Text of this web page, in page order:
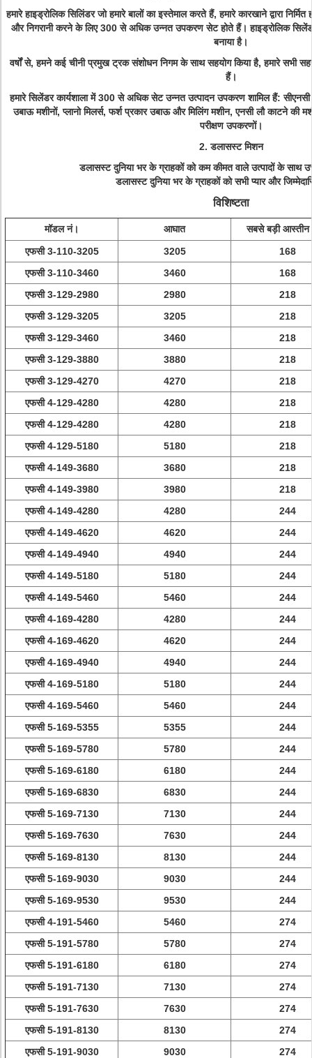
हमारे हाइड्रोलिक सिलिंडर जो हमारे बालों का इस्तेमाल करते हैं, हमारे कारखाने द्वारा
और निगरानी करने के लिए 300 से अधिक उन्नत उपकरण सेट होते हैं। हाइड्रोलिक
बनाया है।
वर्षों से, हमने कई चीनी प्रमुख ट्रक संशोधन निगम के साथ सहयोग किया है, हमारे सभी
हैं।
हमारे सिलेंडर कार्यशाला में 300 से अधिक सेट उन्नत उत्पादन उपकरण शामिल हैं:
उबाऊ मशीनों, प्लानो मिलर्स, फर्श प्रकार उबाऊ और मिलिंग मशीन, एनसी लौ काटने की
परीक्षण उपकरणों।
2. डलासस्ट मिशन
डलासस्ट दुनिया भर के ग्राहकों को कम कीमत वाले उत्पादों के साथ
डलासस्ट दुनिया भर के ग्राहकों को सभी प्यार और
विशिष्टता
मॉडल नं। आघात
सबसे बड़ी आस्तीन
एफसी 3-110-3205
3205
168
एफसी 3-110-3460
3460
168
एफसी 3-129-2980
2980
218
एफसी 3-129-3205
3205
218
एफसी 3-129-3460
3460
218
एफसी 3-129-3880
3880
218
एफसी 3-129-4270
4270
218
एफसी 4-129-4280
4280
218
एफसी 4-129-4280
4280
218
एफसी 4-129-5180
5180
218
एफसी 4-149-3680
3680
218
एफसी 4-149-3980
3980
218
एफसी 4-149-4280
4280
244
एफसी 4-149-4620
4620
244
एफसी 4-149-4940
4940
244
एफसी 4-149-5180
5180
244
एफसी 4-149-5460
5460
244
एफसी 4-169-4280
4280
244
एफसी 4-169-4620
4620
244
एफसी 4-169-4940
4940
244
एफसी 4-169-5180
5180
244
एफसी 4-169-5460
5460
244
एफसी 5-169-5355
5355
244
एफसी 5-169-5780
5780
244
एफसी 5-169-6180
6180
244
एफसी 5-169-6830
6830
244
एफसी 5-169-7130
7130
244
एफसी 5-169-7630
7630
244
एफसी 5-169-8130
8130
244
एफसी 5-169-9030
9030
244
एफसी 5-169-9530
9530
244
एफसी 4-191-5460
5460
274
एफसी 5-191-5780
5780
274
एफसी 5-191-6180
6180
274
एफसी 5-191-7130
7130
274
एफसी 5-191-7630
7630
274
एफसी 5-191-8130
8130
274
एफसी 5-191-9030
9030 274